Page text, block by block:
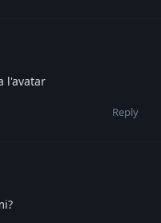
l'avatar
Reply